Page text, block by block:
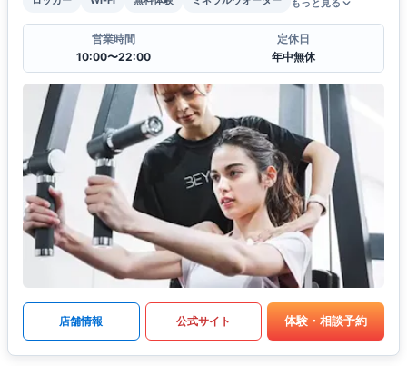
もっと見る
営業時間
10:00〜22:00
定休日
年中無休
店舗情報 公式サイト 体験・相談予約